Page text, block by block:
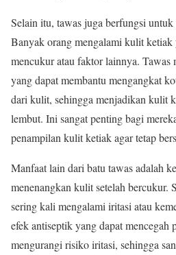
Selain itu, tawas juga berfungsi
Banyak orang mengalami kulit ketiak
mencukur atau faktor lainnya. Tawas
yang dapat membantu mengangkat
dari kulit, sehingga menjadikan kulit
lembut. Ini sangat penting bagi
penampilan kulit ketiak agar tetap
Manfaat lain dari batu tawas adalah
menenangkan kulit setelah bercukur.
sering kali mengalami iritasi atau
efek antiseptik yang dapat mencegah
mengurangi risiko iritasi, sehingga